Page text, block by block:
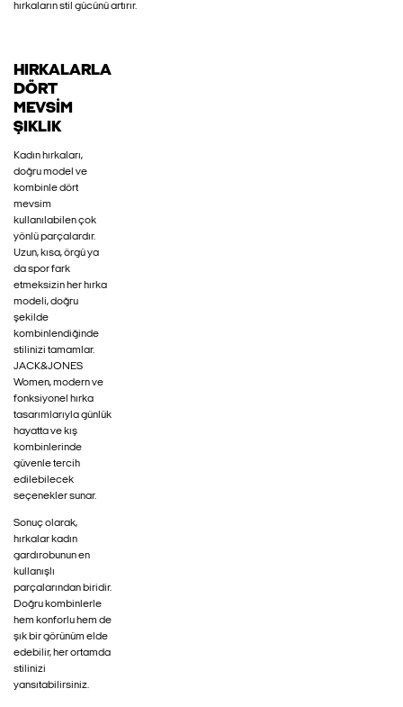
hırkaların stil gücünü artırır.
HIRKALARLA
DÖRT
MEVSIM
ŞIKLIK
Kadın hırkaları,
doğru model ve
kombinle dört
mevsim
kullanılabilen çok
yönlü parçalardır.
Uzun, kısa, örgü ya
da spor fark
etmeksizin her hırka
modeli, doğru
şekilde
kombinlendiğinde
stilinizi tamamlar.
JACK&JONES
Women, modern ve
fonksiyonel hırka
tasarımlarıyla günlük
hayatta ve kış
kombinlerinde
güvenle tercih
edilebilecek
seçenekler sunar.
Sonuç olarak,
hırkalar kadın
gardırobunun en
kullanışlı
parçalarından biridir.
Doğru kombinlerle
hem konforlu hem de
şık bir görünüm elde
edebilir, her ortamda
stilinizi
yansıtabilirsiniz.